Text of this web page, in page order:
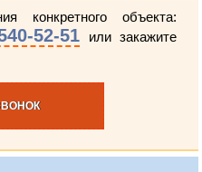
конкретного объекта:
52-51 или закажите